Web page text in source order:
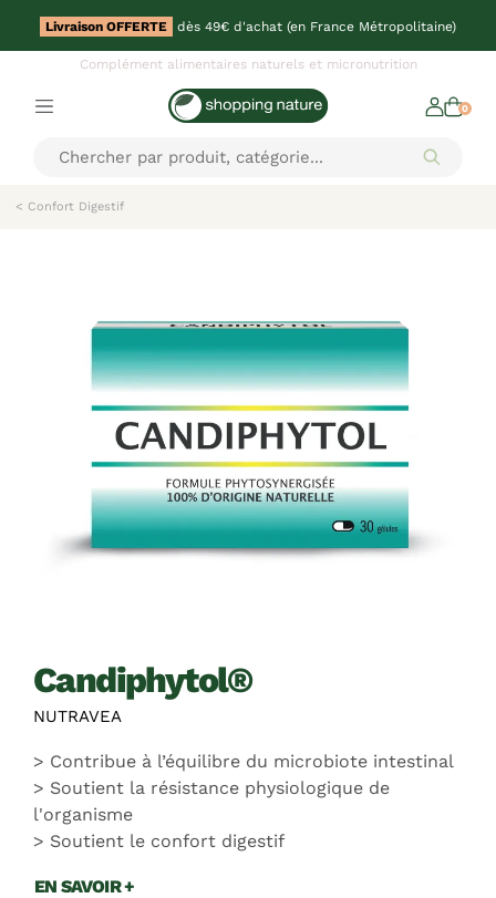
Livraison OFFERTE dès 49€ d'achat (en France Métropolitaine)
Complément alimentaires naturels et micronutrition
0
< Confort Digestif
candiphytol®
NUTRAVEA
Contribue à l’équilibre du microbiote intestinal
Soutient la résistance physiologique de
l'organisme
Soutient le confort digestif
EN SAVOIR +